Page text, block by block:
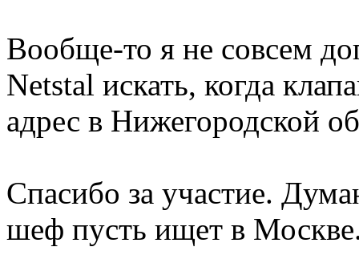
Вообще-то я не совсем
Netstal искать, когда
адрес в Нижегородской
Спасибо за участие.
шеф пусть ищет в